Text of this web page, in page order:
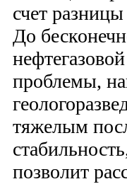
счет
До
проблемы,
тяжелым
позволит